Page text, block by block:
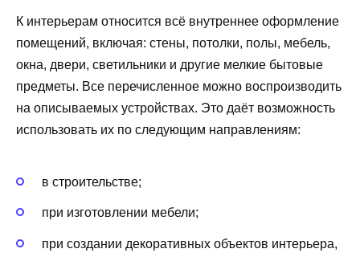
К интерьерам относится всё внутреннее оформление
помещений, включая: стены, потолки, полы, мебель,
окна, двери, светильники и другие мелкие бытовые
предметы. Все перечисленное можно воспроизводить
на описываемых устройствах. Это даёт возможность
использовать их по следующим направлениям:
в строительстве;
при изготовлении мебели;
при создании декоративных объектов интерьера,